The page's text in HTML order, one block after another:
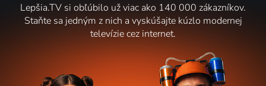
Lepšia.TV si obľúbilo už viac ako 140 000 zákazníkov.
Staňte sa jedným z nich a vyskúšajte kúzlo modernej
televízie cez internet.